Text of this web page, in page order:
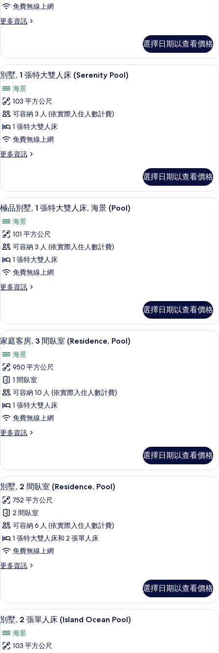
特
大
人
床
(Island
Ocean
Pool)
的
所
有
片
免費無線上網
更多資訊
更
1
張
特
大
雙
人
(Island
Ocean
Pool)
的
詳
選擇日期以查看價格
顯
示
別
墅,
1
張
特
大
人
床
(Serenity
Pool)
的
所
有
相
片
低過敏寢具、迷你吧、客房內保險箱、
5
別墅, 1 張特大雙人床 (Serenity Pool)
海景
103 平方公尺
可容納 3 人 (依實際入住人數計費)
1 張特大雙人床
免費無線上網
更多資訊
更
1
張
特
雙
人
(Serenity
Pool)
的
詳
情
選擇日期以查看價格
顯
示
極
品
別
墅,
張
大
雙
人
床,
海
景
(Pool)
的
所
有
極品別墅, 1 張特大雙人床, 海景 (Pool)
6
極品別墅, 1 張特大雙人床, 海景 (Pool)
海景
101 平方公尺
可容納 3 人 (依實際入住人數計費)
1 張特大雙人床
免費無線上網
更多資訊
更
別
墅,
1
張
特
大
雙
人
床,
海
景
(Pool)
詳
選擇日期以查看價格
顯
示
家
庭
客
房,
3
間
臥
Pool)
的
所
有
相
片
家庭客房, 3 間臥室 (Residence, Pool) |
6
家庭客房, 3 間臥室 (Residence, Pool)
海景
950 平方公尺
1 間臥室
可容納 10 人 (依實際入住人數計費)
1 張特大雙人床
免費無線上網
更多資訊
更
客
房,
3
間
臥
室
Pool)
的
詳
情
選擇日期以查看價格
顯
示
別
墅,
2
間
臥
室
的
所
有
相
別墅, 2 間臥室 (Residence, Pool) | 低
5
別墅, 2 間臥室 (Residence, Pool)
752 平方公尺
2 間臥室
可容納 6 人 (依實際入住人數計費)
1 張特大雙人床和 2 張單人床
免費無線上網
更多資訊
更
2
間
臥
室
(Residence,
Pool)
選擇日期以查看價格
顯
示
別
6
別墅, 2 張單人床 (Island Ocean Pool)
海景
103 平方公尺